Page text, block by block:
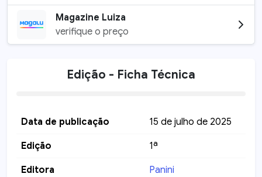
Magazine Luiza
verifique o preço
Edição - Ficha Técnica
Data de publicação 15 de julho de 2025
Edição 1ª
Editora Panini